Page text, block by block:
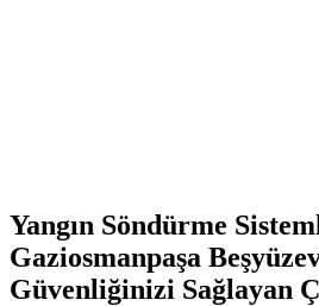
Yangın Söndürme
Gaziosmanpaşa
Güvenliğinizi Sağlayan